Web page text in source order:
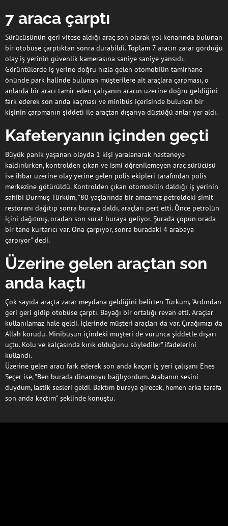
7 araca çarptı
Sürücüsünün geri vitese aldığı araç son olarak yol kenarında bulunan
bir otobüse çarptıktan sonra durabildi. Toplam 7 aracın zarar gördüğü
olay iş yerinin güvenlik kamerasına saniye saniye yansıdı.
Görüntülerde iş yerine doğru hızla gelen otomobilin tamirhane
önünde park halinde bulunan müşterilere ait araçlara çarpması, o
anlarda bir aracı tamir eden çalışanın aracın üzerine doğru geldiğini
fark ederek son anda kaçması ve minibüs içerisinde bulunan bir
kişinin çarpmanın şiddeti ile araçtan dışarıya düştüğü anlar yer aldı.
Kafeteryanın içinden geçti
Büyük panik yaşanan olayda 1 kişi yaralanarak hastaneye
kaldırılırken, kontrolden çıkan ve ismi öğrenilemeyen araç sürücüsü
ise ihbar üzerine olay yerine gelen polis ekipleri tarafından polis
merkezine götürüldü. Kontrolden çıkan otomobilin daldığı iş yerinin
sahibi Durmuş Türküm, "80 yaşlarında bir amcamız petroldeki simit
restoranı dağıtıp sonra buraya daldı, araçları pert etti. Önce petrolün
içini dağıtmış, oradan son sürat buraya geliyor. Şurada çöpün orada
bir tane kurtarıcı var. Ona çarpıyor, sonra buradaki 4 arabaya
çarpıyor" dedi.
Üzerine gelen araçtan son
anda kaçtı
Çok sayıda araçta zarar meydana geldiğini belirten Türküm, "Ardından
geri geri gidip otobüse çarptı. Bayağı bir ortalığı revan etti. Araçlar
kullanılamaz hale geldi. İçlerinde müşteri araçları da var. Çırağımızı da
Allah korudu. Minibüsün içindeki müşteri de vurunca şiddetle dışarı
uçtu. Kolu ve kalçasında kırık olduğunu söylediler" ifadelerini
kullandı.
Üzerine gelen aracı fark ederek son anda kaçan iş yeri çalışanı Enes
Seçer ise, "Ben burada dinamoyu bağlıyordum. Arabanın sesini
duydum, lastik sesleri geldi. Baktım buraya girecek, hemen arka tarafa
son anda kaçtım" şeklinde konuştu.